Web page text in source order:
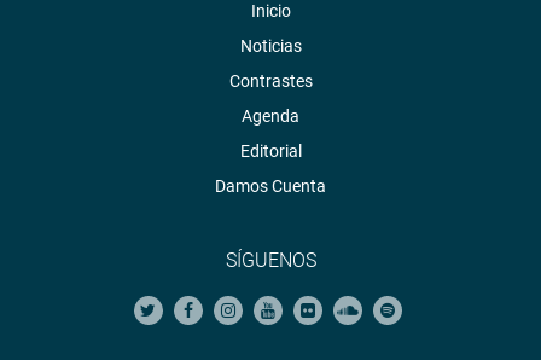
Inicio
Noticias
Contrastes
Agenda
Editorial
Damos Cuenta
SÍGUENOS